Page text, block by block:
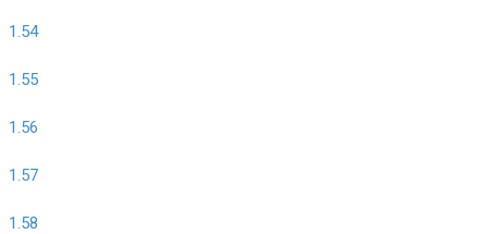
1.54
1.55
1.56
1.57
1.58